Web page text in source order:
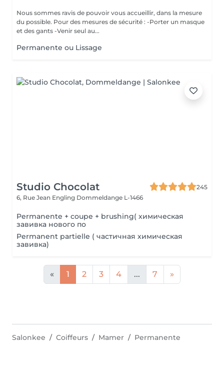
Nous sommes ravis de pouvoir vous accueillir, dans la mesure
du possible. Pour des mesures de sécurité : -Porter un masque
et des gants -Venir seul au...
Permanente ou Lissage
Studio Chocolat
245
6, Rue Jean Engling Dommeldange L-1466
Permanente + coupe + brushing( химическая
завивка нового по
Permanent partielle ( частичная химическая
завивка)
« 1 2 3 4 ... 7 »
Salonkee Coiffeurs Mamer Permanente